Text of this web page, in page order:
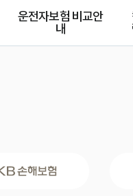
운전자보험 비교안
내